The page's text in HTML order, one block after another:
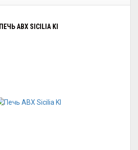
ПЕЧЬ ABX SICILIA KI